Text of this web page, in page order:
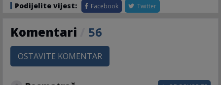
Podijelite vijest: Facebook Twitter
Komentari 56
OSTAVITE KOMENTAR